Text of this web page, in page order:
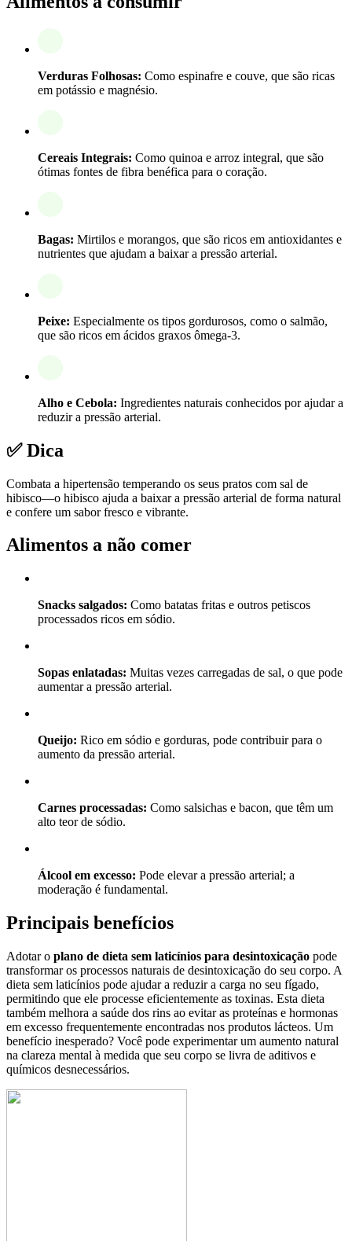
Verduras Folhosas: Como espinafre e couve, que são ricas
em potássio e magnésio.
Cereais Integrais: Como quinoa e arroz integral, que são
ótimas fontes de fibra benéfica para o coração.
Bagas: Mirtilos e morangos, que são ricos em antioxidantes e
nutrientes que ajudam a baixar a pressão arterial.
Peixe: Especialmente os tipos gordurosos, como o salmão,
que são ricos em ácidos graxos ômega-3.
Alho e Cebola: Ingredientes naturais conhecidos por ajudar a
reduzir a pressão arterial.
✅ Dica
Combata a hipertensão temperando os seus pratos com sal de
hibisco—o hibisco ajuda a baixar a pressão arterial de forma natural
e confere um sabor fresco e vibrante.
Alimentos a não comer
Snacks salgados: Como batatas fritas e outros petiscos
processados ricos em sódio.
Sopas enlatadas: Muitas vezes carregadas de sal, o que pode
aumentar a pressão arterial.
Queijo: Rico em sódio e gorduras, pode contribuir para o
aumento da pressão arterial.
Carnes processadas: Como salsichas e bacon, que têm um
alto teor de sódio.
Álcool em excesso: Pode elevar a pressão arterial; a
moderação é fundamental.
Principais benefícios
Adotar o plano de dieta sem laticínios para desintoxicação pode
transformar os processos naturais de desintoxicação do seu corpo. A
dieta sem laticínios pode ajudar a reduzir a carga no seu fígado,
permitindo que ele processe eficientemente as toxinas. Esta dieta
também melhora a saúde dos rins ao evitar as proteínas e hormonas
em excesso frequentemente encontradas nos produtos lácteos. Um
benefício inesperado? Você pode experimentar um aumento natural
na clareza mental à medida que seu corpo se livra de aditivos e
químicos desnecessários.